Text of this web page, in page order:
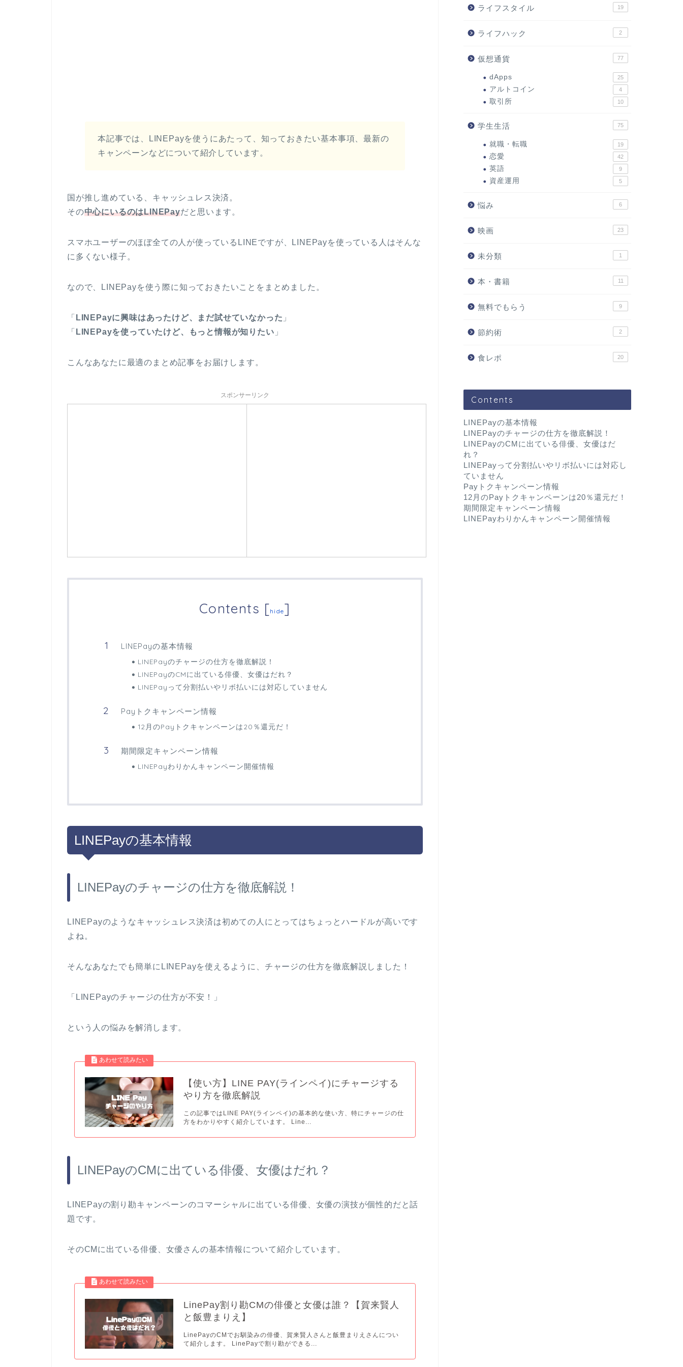
本記事では、LINEPayを使うにあたって、知っておきたい基本事項、最新の
キャンペーンなどについて紹介しています。
国が推し進めている、キャッシュレス決済。
その中心にいるのはLINEPayだと思います。
スマホユーザーのほぼ全ての人が使っているLINEですが、LINEPayを使っている人はそんな
に多くない様子。
なので、LINEPayを使う際に知っておきたいことをまとめました。
「 LINEPayに興味はあったけど、まだ試せていなかった 」
「 LINEPayを使っていたけど、もっと情報が知りたい 」
こんなあなたに最適のまとめ記事をお届けします。
スポンサーリンク
Contents [hide]
LINEPayの基本情報
LINEPayのチャージの仕方を徹底解説！
LINEPayのCMに出ている俳優、女優はだれ？
LINEPayって分割払いやリボ払いには対応していません
Payトクキャンペーン情報
12月のPayトクキャンペーンは20％還元だ！
期間限定キャンペーン情報
LINEPayわりかんキャンペーン開催情報
LINEPayの基本情報
LINEPayのチャージの仕方を徹底解説！
LINEPayのようなキャッシュレス決済は初めての人にとってはちょっとハードルが高いです
よね。
そんなあなたでも簡単にLINEPayを使えるように、チャージの仕方を徹底解説しました！
「LINEPayのチャージの仕方が不安！」
という人の悩みを解消します。
【使い方】LINE PAY(ラインペイ)にチャージする
やり方を徹底解説
この記事ではLINE PAY(ラインペイ)の基本的な使い方、特にチャージの仕
方をわかりやすく紹介しています。 Line...
LINEPayのCMに出ている俳優、女優はだれ？
LINEPayの割り勘キャンペーンのコマーシャルに出ている俳優、女優の演技が個性的だと話
題です。
そのCMに出ている俳優、女優さんの基本情報について紹介しています。
LinePay割り勘CMの俳優と女優は誰？【賀来賢人
と飯豊まりえ】
LinePayのCMでお馴染みの俳優、賀来賢人さんと飯豊まりえさんについ
て紹介します。 LinePayで割り勘ができる...
ライフスタイル 19
ライフハック 2
仮想通貨 77
dApps 25
アルトコイン 4
取引所 10
学生生活 75
就職・転職 19
恋愛 42
英語 9
資産運用 5
悩み 6
映画 23
未分類 1
本・書籍 11
無料でもらう 9
節約術 2
食レポ 20
Contents
LINEPayの基本情報
LINEPayのチャージの仕方を徹底解説！
LINEPayのCMに出ている俳優、女優はだ
れ？
LINEPayって分割払いやリボ払いには対応し
ていません
Payトクキャンペーン情報
12月のPayトクキャンペーンは20％還元だ！
期間限定キャンペーン情報
LINEPayわりかんキャンペーン開催情報